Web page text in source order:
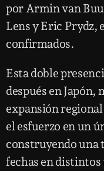
por Armin van
Lens y Eric Prydz,
confirmados.
Esta doble
después en Japón,
expansión
el esfuerzo en un
construyendo una
fechas en